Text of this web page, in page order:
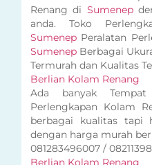
Renang di Sumenep
anda. Toko
SumenepPeralatan
SumenepBerbagai
Termurah dan Kualitas
Berlian Kolam Renang
Ada banyak
Perlengkapan Kolam
berbagai kualitas tapi
dengan harga murah
081283496007 /
Berlian Kolam Renang